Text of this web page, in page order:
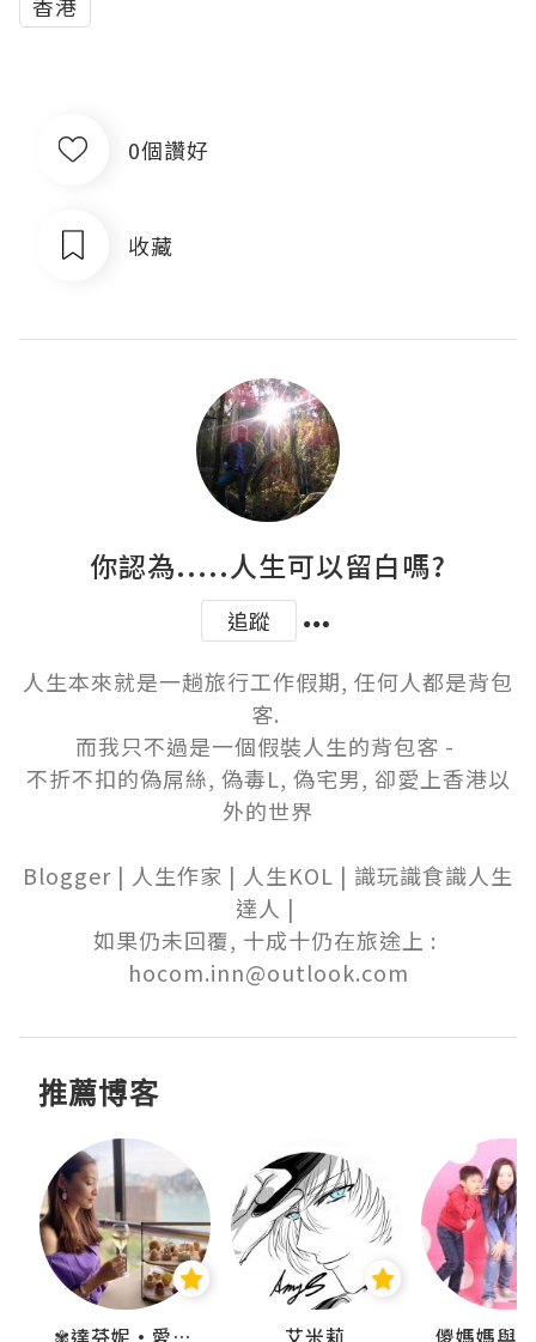
0個讚好
收藏
你認為.....人生可以留白嗎?
追蹤
人生本來就是一趟旅行工作假期, 任何人都是背包
客.
而我只不過是一個假裝人生的背包客 -
不折不扣的偽屌絲, 偽毒L, 偽宅男, 卻愛上香港以
外的世界
Blogger | 人生作家 | 人生KOL | 識玩識食識人生
達人 |
如果仍未回覆, 十成十仍在旅途上 :
hocom.inn@outlook.com
推薦博客